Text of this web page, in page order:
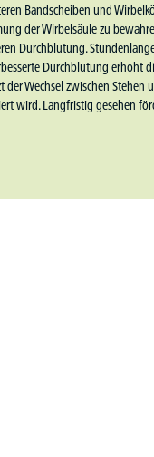
Bandscheiben und
der Wirbelsäule zu
Durchblutung.
Durchblutung
Wechsel zwischen
wird. Langfristig gesehen